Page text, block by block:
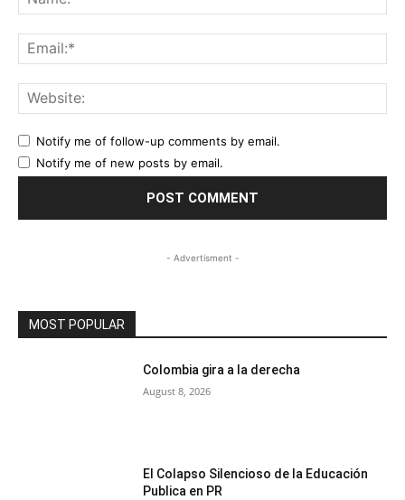
Notify me of follow-up comments by email.
Notify me of new posts by email.
- Advertisment -
MOST POPULAR
Colombia gira a la derecha
August 8, 2026
El Colapso Silencioso de la Educación
Publica en PR